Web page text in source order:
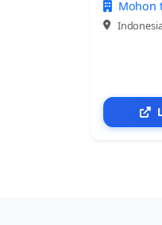
Mohon